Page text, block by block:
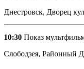
Днестровск, Дворец
10:30 Показ
Слободзея, Районный